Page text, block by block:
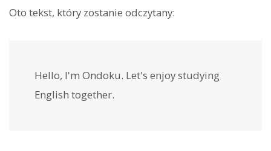
Oto tekst, który zostanie odczytany:
Hello, I'm Ondoku. Let's enjoy studying
English together.